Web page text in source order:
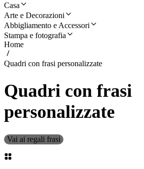
Casa
Arte e Decorazioni
Abbigliamento e Accessori
Stampa e fotografia
Home
Quadri con frasi personalizzate
Quadri con frasi
personalizzate
Vai ai regali frasi